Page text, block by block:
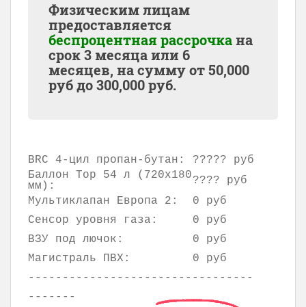
Физическим лицам
предоставляется
беспроцентная рассрочкана
срок 3 месяца или 6
месяцев, на сумму от50,000
руб до300,000руб.
BRC 4-цил пропан-бутан:
????? руб
Баллон Тор 54 л (720x180
мм):
???? руб
Мультиклапан Европа 2:
0 руб
Сенсор уровня газа:
0 руб
ВЗУ под лючок:
0 руб
Магистраль ПВХ:
0 руб
---------------------------------
-------